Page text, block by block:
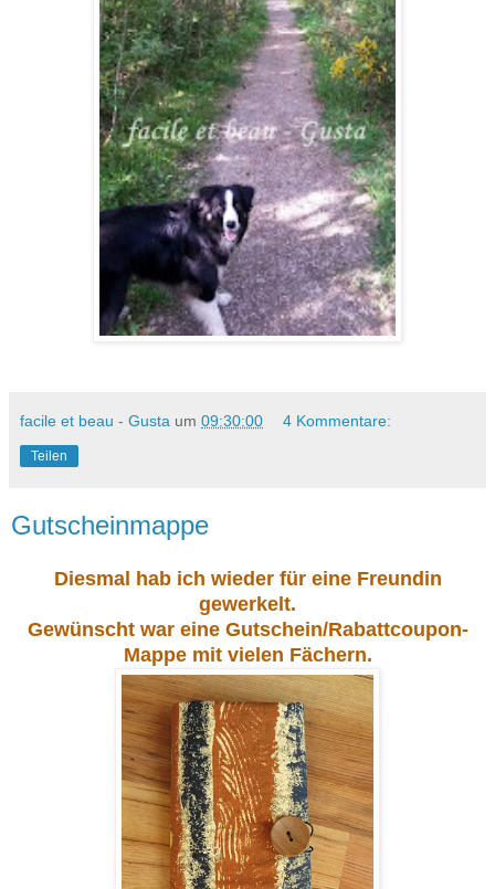
facile et beau - Gusta um 09:30:00 4 Kommentare:
Teilen
Gutscheinmappe
Diesmal hab ich wieder für eine Freundin
gewerkelt.
Gewünscht war eine Gutschein/Rabattcoupon-
Mappe mit vielen Fächern.